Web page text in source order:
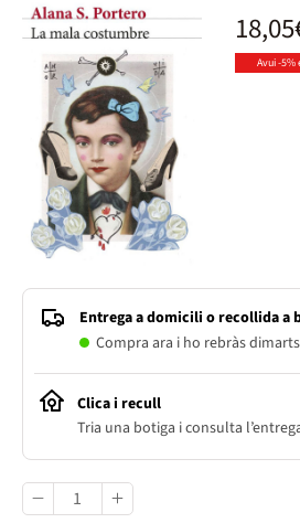
Avui -
Entrega a domicili o recollida a
Compra ara i ho rebràs
Clica i recull
Tria una botiga i consulta